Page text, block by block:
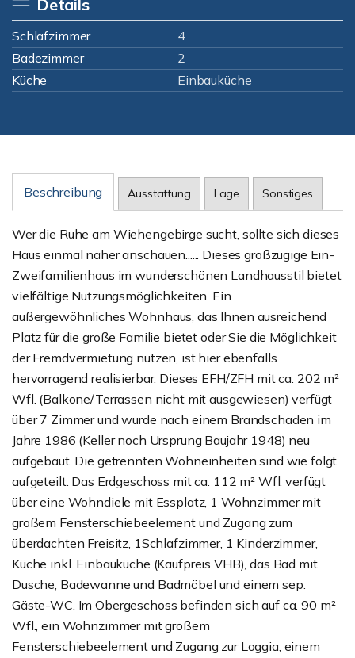
Details
Schlafzimmer
4
Badezimmer
2
Küche
Einbauküche
Beschreibung Ausstattung Lage Sonstiges
Wer die Ruhe am Wiehengebirge sucht, sollte sich dieses
Haus einmal näher anschauen...... Dieses großzügige Ein-
Zweifamilienhaus im wunderschönen Landhausstil bietet
vielfältige Nutzungsmöglichkeiten. Ein
außergewöhnliches Wohnhaus, das Ihnen ausreichend
Platz für die große Familie bietet oder Sie die Möglichkeit
der Fremdvermietung nutzen, ist hier ebenfalls
hervorragend realisierbar. Dieses EFH/ZFH mit ca. 202 m²
Wfl. (Balkone/Terrassen nicht mit ausgewiesen) verfügt
über 7 Zimmer und wurde nach einem Brandschaden im
Jahre 1986 (Keller noch Ursprung Baujahr 1948) neu
aufgebaut. Die getrennten Wohneinheiten sind wie folgt
aufgeteilt. Das Erdgeschoss mit ca. 112 m² Wfl. verfügt
über eine Wohndiele mit Essplatz, 1 Wohnzimmer mit
großem Fensterschiebeelement und Zugang zum
überdachten Freisitz, 1Schlafzimmer, 1 Kinderzimmer,
Küche inkl. Einbauküche (Kaufpreis VHB), das Bad mit
Dusche, Badewanne und Badmöbel und einem sep.
Gäste-WC. Im Obergeschoss befinden sich auf ca. 90 m²
Wfl., ein Wohnzimmer mit großem
Fensterschiebeelement und Zugang zur Loggia, einem